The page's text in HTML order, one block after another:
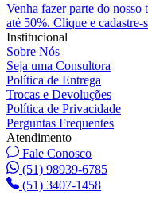
Venha fazer parte do nosso
até 50%. Clique e cadastre-
Institucional
Sobre Nós
Seja uma Consultora
Política de Entrega
Trocas e Devoluções
Política de Privacidade
Perguntas Frequentes
Atendimento
Fale Conosco
(51) 98939-6785
(51) 3407-1458